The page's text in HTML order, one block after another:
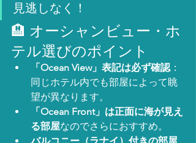
見逃しなく！
🏨 オーシャンビュー・ホ
テル選びのポイント
「Ocean View」表記は必ず確認：
同じホテル内でも部屋によって眺
望が異なります。
「Ocean Front」は正面に海が見え
る部屋なのでさらにおすすめ。